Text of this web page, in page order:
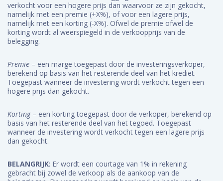
verkocht voor een hogere prijs dan waarvoor ze zijn gekocht,
namelijk met een premie (+X%), of voor een lagere prijs,
namelijk met een korting (-X%). Ofwel de premie ofwel de
korting wordt al weerspiegeld in de verkoopprijs van de
belegging.
Premie – een marge toegepast door de investeringsverkoper,
berekend op basis van het resterende deel van het krediet.
Toegepast wanneer de investering wordt verkocht tegen een
hogere prijs dan gekocht.
Korting– een korting toegepast door de verkoper, berekend op
basis van het resterende deel van het tegoed. Toegepast
wanneer de investering wordt verkocht tegen een lagere prijs
dan gekocht.
BELANGRIJK: Er wordt een courtage van 1% in rekening
gebracht bij zowel de verkoop als de aankoop van de